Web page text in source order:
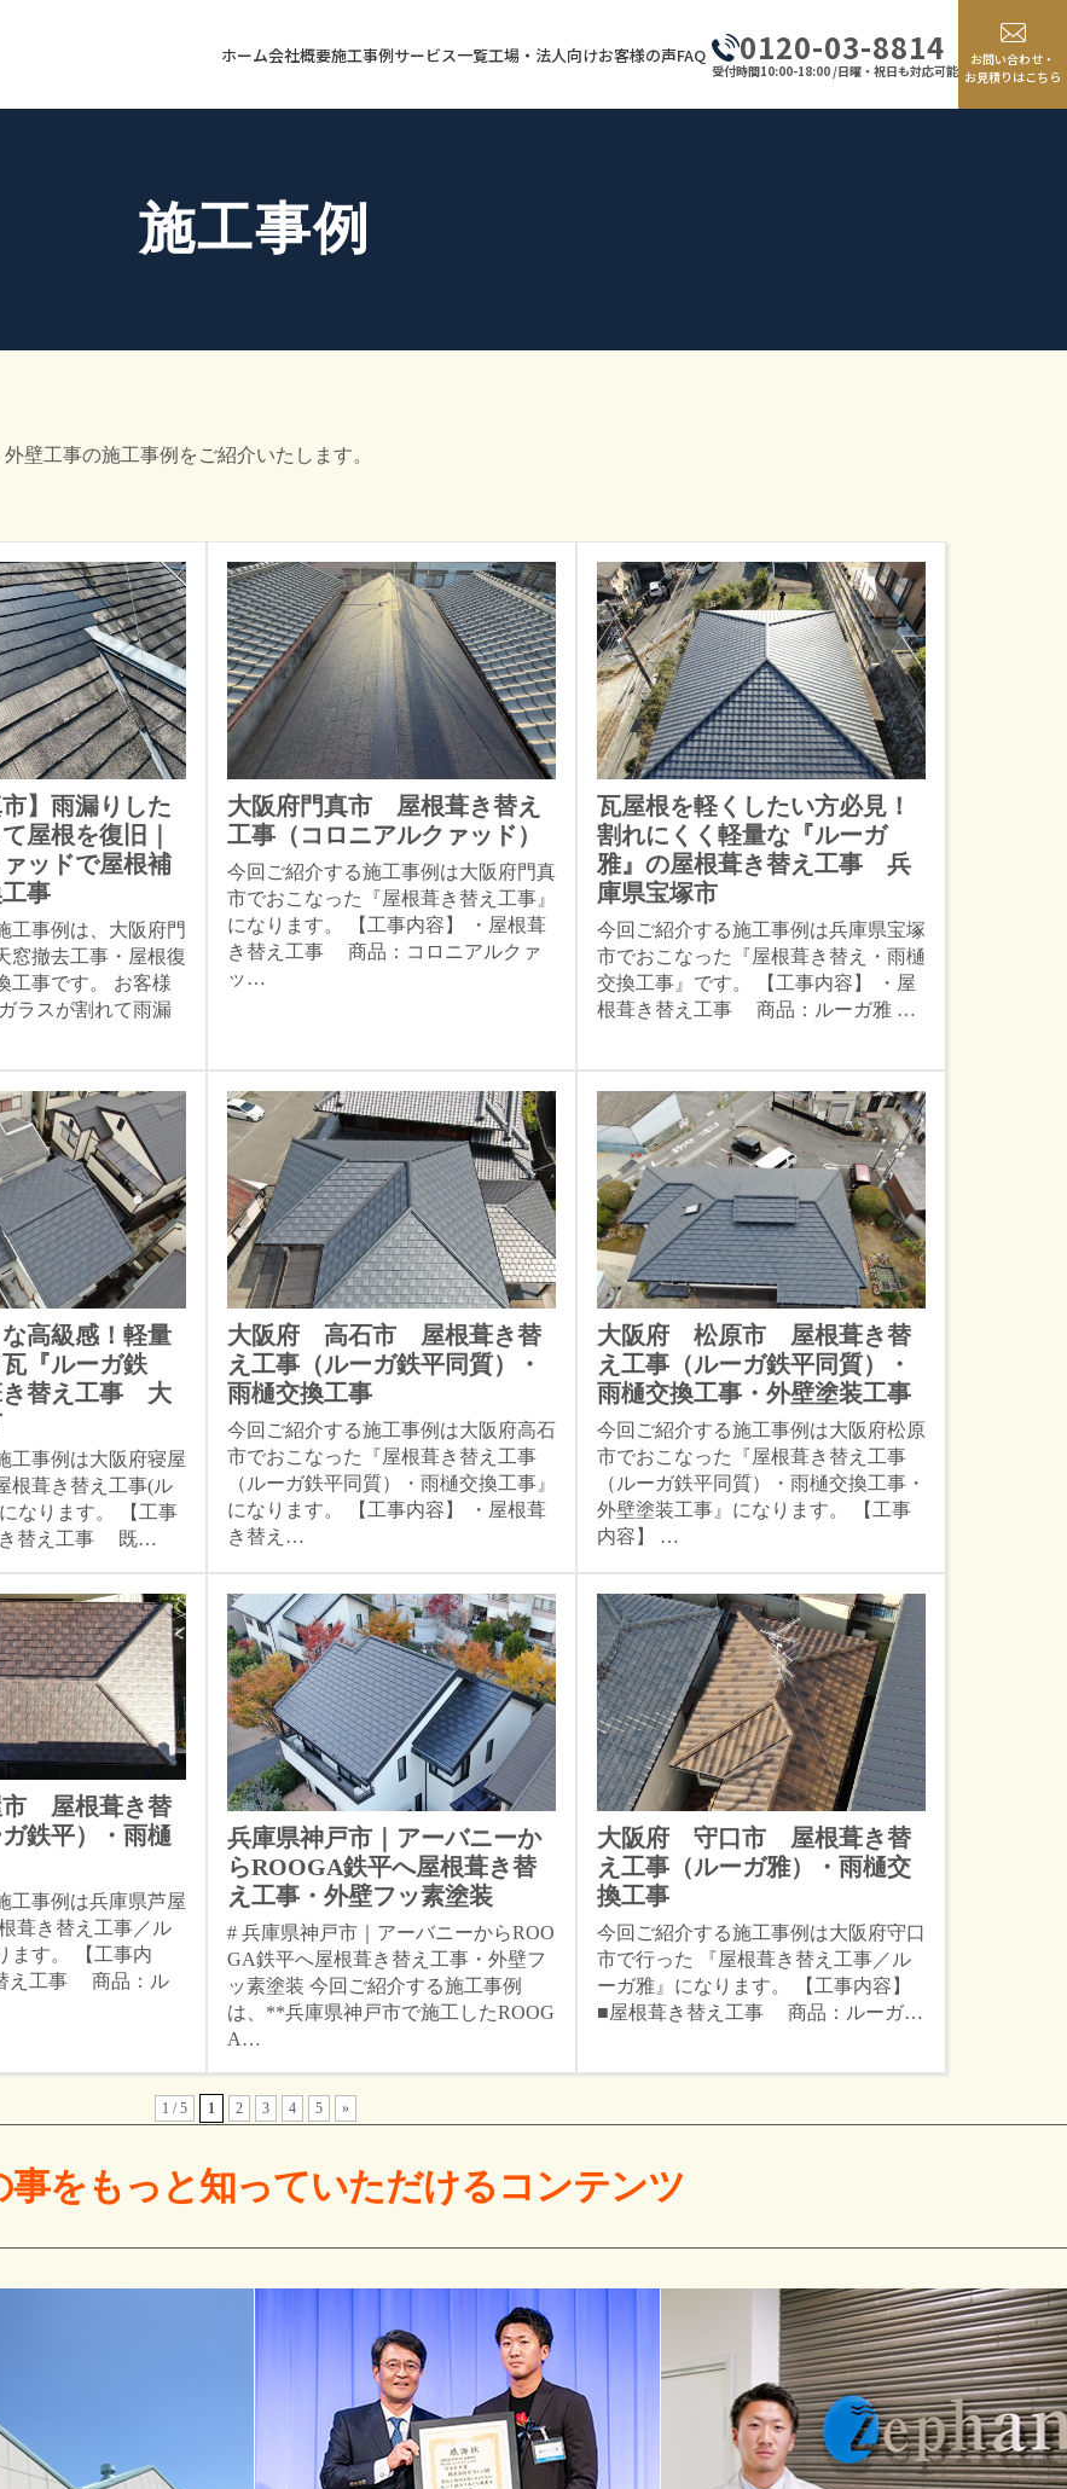
ホーム会社概要施工事例サービス一覧工場・法人向けお客様の声FAQ 0120-03-8814
受付時間10:00-18:00 /日曜・祝日も対応可能
お問い合わせ・
お見積りはこちら
施工事例
壁工事の施工事例をご紹介いたします。
市】雨漏りした
屋根を復旧｜
ッドで屋根補
事
工事例は、大阪府門
窓撤去工事・屋根復
工事です。 お客様
ラスが割れて雨漏
大阪府門真市 屋根葺き替え
工事（コロニアルクァッド）
今回ご紹介する施工事例は大阪府門真
市でおこなった『屋根葺き替え工事』
になります。 【工事内容】 ・屋根葺
き替え工事 商品：コロニアルクァ
ッ…
瓦屋根を軽くしたい方必見！
割れにくく軽量な『ルーガ
雅』の屋根葺き替え工事 兵
庫県宝塚市
今回ご紹介する施工事例は兵庫県宝塚
市でおこなった『屋根葺き替え・雨樋
交換工事』です。 【工事内容】 ・屋
根葺き替え工事 商品：ルーガ雅 …
高級感！軽量
『ルーガ鉄
き替え工事 大
工事例は大阪府寝屋
根葺き替え工事(ル
なります。 【工事
き替え工事 既…
大阪府 高石市 屋根葺き替
え工事（ルーガ鉄平同質）・
雨樋交換工事
今回ご紹介する施工事例は大阪府高石
市でおこなった『屋根葺き替え工事
（ルーガ鉄平同質）・雨樋交換工事』
になります。 【工事内容】 ・屋根葺
き替え…
大阪府 松原市 屋根葺き替
え工事（ルーガ鉄平同質）・
雨樋交換工事・外壁塗装工事
今回ご紹介する施工事例は大阪府松原
市でおこなった『屋根葺き替え工事
（ルーガ鉄平同質）・雨樋交換工事・
外壁塗装工事』になります。 【工事
内容】 …
屋根葺き替
鉄平）・雨樋
工事例は兵庫県芦屋
葺き替え工事／ル
ます。 【工事内
え工事 商品：ル
兵庫県神戸市｜アーバニーか
らROOGA鉄平へ屋根葺き替
え工事・外壁フッ素塗装
# 兵庫県神戸市｜アーバニーからROO
GA鉄平へ屋根葺き替え工事・外壁フ
ッ素塗装 今回ご紹介する施工事例
は、**兵庫県神戸市で施工したROOG
A…
大阪府 守口市 屋根葺き替
え工事（ルーガ雅）・雨樋交
換工事
今回ご紹介する施工事例は大阪府守口
市で行った 『屋根葺き替え工事／ル
ーガ雅』になります。 【工事内容】
■屋根葺き替え工事 商品：ルーガ…
1 / 5 1 2 3 4 5 »
をもっと知っていただけるコンテンツ